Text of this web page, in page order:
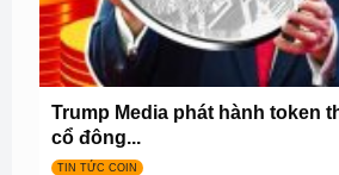
Trump Media phát hành token
cổ đông...
TIN TỨC COIN